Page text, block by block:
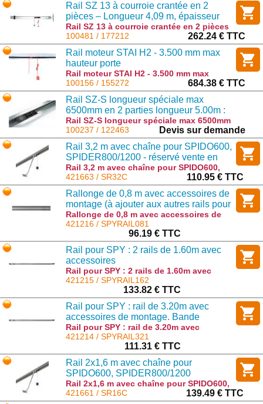
Rail SZ 13 à courroie crantée en 2
pièces – Longueur 4,09 m, épaisseur
0,8 mm (Disponible en agence
uniquement)
Rail SZ 13 à courroie crantée en 2 pièces
– Longueur 4,09 m, épaisseur 0,8 mm
(Disponible en agence uniquement) :
177212
100481 / 177212
262.24 € TTC
Rail moteur STAI H2 - 3.500 mm max
hauteur porte
Rail moteur STAI H2 - 3.500 mm max
hauteur porte : 155272
100156 / 155272
684.38 € TTC
Rail SZ-S longueur spéciale max
6500mm en 2 parties longueur 5.00m :
autres longueurs nous préciser à la
commande
Rail SZ-S longueur spéciale max 6500mm
en 2 parties longueur 5.00m : autres
longueurs nous préciser à la commande :
122463
100237 / 122463
Devis sur demande
Rail 3,2 m avec chaîne pour SPIDO600,
SPIDER800/1200 - réservé vente en
local
Rail 3,2 m avec chaîne pour SPIDO600,
SPIDER800/1200 - réservé vente en local :
SR32C
421663 / SR32C
110.95 € TTC
Rallonge de 0,8 m avec accessoires de
montage (à ajouter aux autres rails pour
arriver à 4 m)
Rallonge de 0,8 m avec accessoires de
montage (à ajouter aux autres rails pour
arriver à 4 m) : SPYRAIL081
421216 / SPYRAIL081
96.19 € TTC
Rail pour SPY : 2 rails de 1.60m avec
accessoires
Rail pour SPY : 2 rails de 1.60m avec
accessoires : SPYRAIL162
421215 / SPYRAIL162
133.82 € TTC
Rail pour SPY : rail de 3.20m avec
accessoires de montage. Bande
contacte préinstallée sur le rail en acier
Rail pour SPY : rail de 3.20m avec
accessoires de montage. Bande contacte
préinstallée sur le rail en acier :
SPYRAIL321
421214 / SPYRAIL321
111.31 € TTC
Rail 2x1,6 m avec chaîne pour
SPIDO600, SPIDER800/1200
Rail 2x1,6 m avec chaîne pour SPIDO600,
SPIDER800/1200 : SR16C
421661 / SR16C
139.49 € TTC